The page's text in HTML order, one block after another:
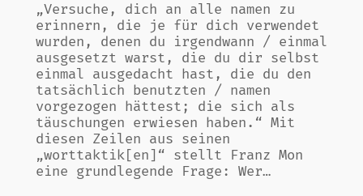
„Versuche, dich an alle namen zu
erinnern, die je für dich verwendet
wurden, denen du irgendwann / einmal
ausgesetzt warst, die du dir selbst
einmal ausgedacht hast, die du den
tatsächlich benutzten / namen
vorgezogen hättest; die sich als
täuschungen erwiesen haben.“ Mit
diesen Zeilen aus seinen
„worttaktik[en]“ stellt Franz Mon
eine grundlegende Frage: Wer…